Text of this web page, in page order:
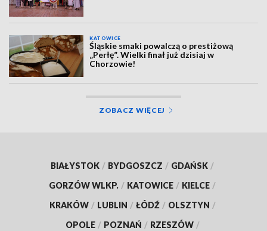
KATOWICE
Śląskie smaki powalczą o prestiżową
„Perłę”. Wielki finał już dzisiaj w
Chorzowie!
ZOBACZ WIĘCEJ
BIAŁYSTOK / BYDGOSZCZ / GDAŃSK /
GORZÓW WLKP. / KATOWICE / KIELCE /
KRAKÓW / LUBLIN / ŁÓDŹ / OLSZTYN /
OPOLE / POZNAŃ / RZESZÓW /